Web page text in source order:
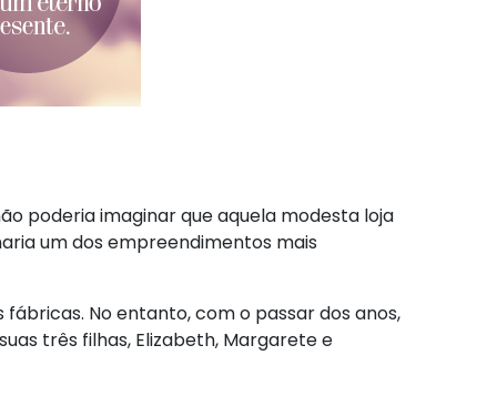
poderia imaginar que aquela modesta loja
um dos empreendimentos mais
No entanto, com o passar dos anos,
três filhas, Elizabeth, Margarete e